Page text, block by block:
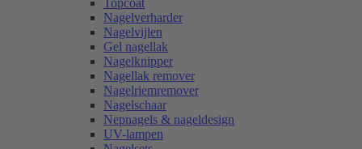
Topcoat
Nagelverharder
Nagelvijlen
Gel nagellak
Nagelknipper
Nagellak remover
Nagelriemremover
Nagelschaar
Nepnagels & nageldesign
UV-lampen